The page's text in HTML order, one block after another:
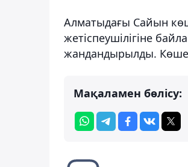
Алматыдағы Сайын
жетіспеушілігіне
жандандырылды.
Мақаламен бөлісу: